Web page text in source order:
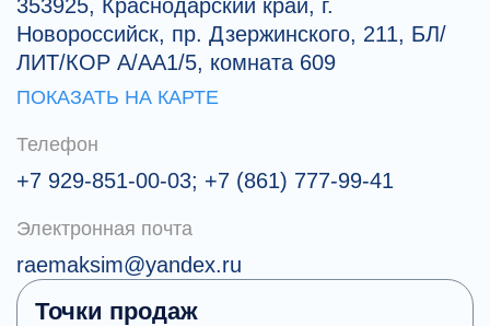
353925, Краснодарский край, г.
Новороссийск, пр. Дзержинского, 211, БЛ/
ЛИТ/КОР А/АА1/5, комната 609
ПОКАЗАТЬ НА КАРТЕ
Телефон
+7 929-851-00-03; +7 (861) 777-99-41
Электронная почта
raemaksim@yandex.ru
Точки продаж